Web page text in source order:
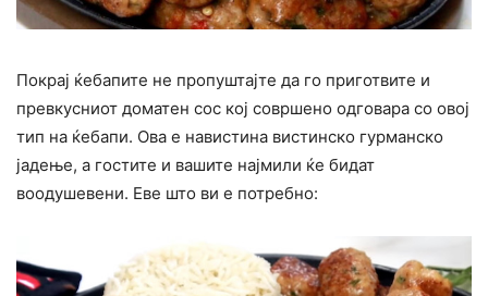
Покрај ќебапите не пропуштајте да го приготвите и
превкусниот доматен сос кој совршено одговара со овој
тип на ќебапи. Ова е навистина вистинско гурманско
јадење, а гостите и вашите најмили ќе бидат
воодушевени. Еве што ви е потребно: